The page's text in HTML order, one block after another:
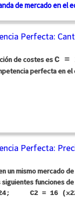
de mercado en el
Perfecta:
de costes esC =
perfecta en el
Perfecta:
un mismo mercado
funciones
C2 = 16